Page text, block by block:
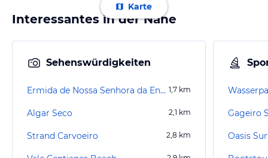
Karte
Interessantes in der Nähe
Sehenswürdigkeiten
Ermida de Nossa Senhora da Encarnação 1,7 km
Algar Seco 2,1 km
Strand Carvoeiro 2,8 km Oasis